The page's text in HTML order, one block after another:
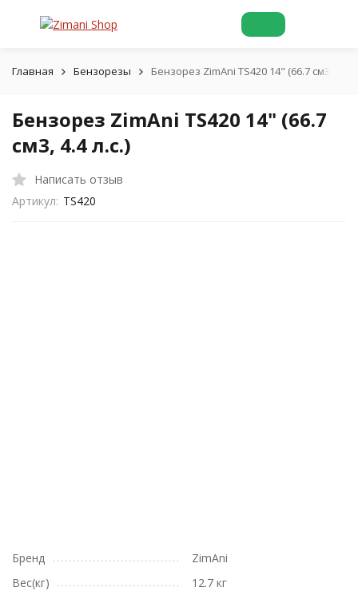
Главная Бензорезы Бензорез ZimAni TS420 14" (66.7 см3, 4.4
Бензорез ZimAni TS420 14" (66.7
см3, 4.4 л.с.)
Написать отзыв
Артикул: TS420
Бренд
ZimAni
Вес(кг)
12.7 кг